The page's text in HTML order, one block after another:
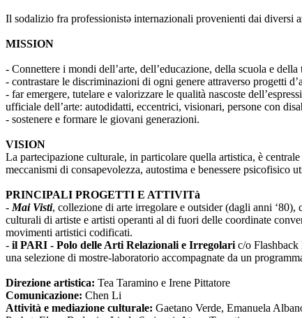
Il sodalizio fra professionistə internazionali provenienti dai diversi
MISSION
- Connettere i mondi dell’arte, dell’educazione, della scuola e della
- contrastare le discriminazioni di ogni genere attraverso progetti
- far emergere, tutelare e valorizzare le qualità nascoste
ufficiale dell’arte: autodidatti, eccentrici, visionari, persone con
- sostenere e formare le giovani generazioni.
VISION
La partecipazione culturale, in particolare quella artistica, è
meccanismi di consapevolezza, autostima e benessere psicofisico
PRINCIPALI PROGETTI E ATTIVITà
- Mai Visti, collezione di arte irregolare e outsider (dagli anni ‘80),
culturali di artiste e artisti operanti al di fuori delle coordinate
movimenti artistici codificati.
- il PARI - Polo delle Arti Relazionali e Irregolari c/o
una selezione di mostre-laboratorio accompagnate da un
Direzione artistica: Tea Taramino e Irene Pittatore
Comunicazione: Chen Li
Attività e mediazione culturale: Gaetano Verde, Emanuela